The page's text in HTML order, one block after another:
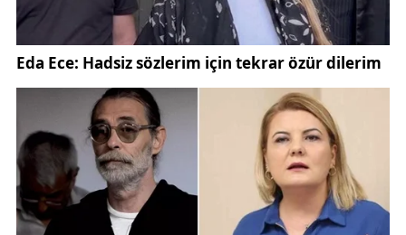
yanınızdayız. Hayal kurmaktan, araştırmaktan,
sorgulamaktan ve üretmekten asla vazgeçmeyin.
Çünkü bu topraklar, düşünen, çalışan, üreten
gençleriyle büyür.
Ve sevgili çocuklar,
Sizlerin neşesi, kahkahası, oyunları Sivas’ın
sokaklarını güzelleştiriyor. Sizin sesiniz; Atatürk
Caddesi’nde yankılanan bir sevinç, Sivas Kongre